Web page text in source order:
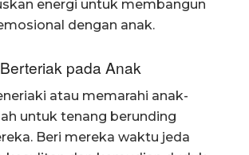
energi untuk membangun
dengan anak.
pada Anak
atau memarahi anak-
untuk tenang berunding
Beri mereka waktu jeda